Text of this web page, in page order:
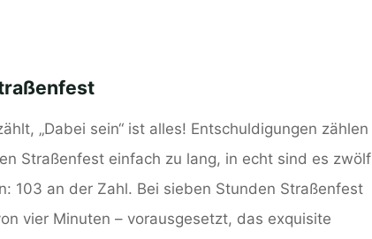
„Dabei sein“ ist alles! Entschuldigungen zählen
Straßenfest einfach zu lang, in echt sind es zwölf
103 an der Zahl. Bei sieben Stunden Straßenfest
vier Minuten – vorausgesetzt, das exquisite